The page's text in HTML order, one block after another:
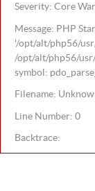
Severity: Core
Message: PHP
'/opt/alt/php56/
/opt/alt/php56/
symbol:
Filename:
Line Number: 0
Backtrace: